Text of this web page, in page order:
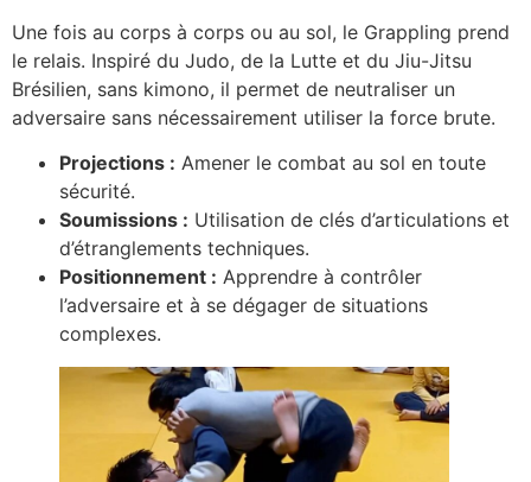
Une fois au corps à corps ou au sol, le Grappling prend
le relais. Inspiré du Judo, de la Lutte et du Jiu-Jitsu
Brésilien, sans kimono, il permet de neutraliser un
adversaire sans nécessairement utiliser la force brute.
Projections : Amener le combat au sol en toute
sécurité.
Soumissions : Utilisation de clés d’articulations et
d’étranglements techniques.
Positionnement : Apprendre à contrôler
l’adversaire et à se dégager de situations
complexes.